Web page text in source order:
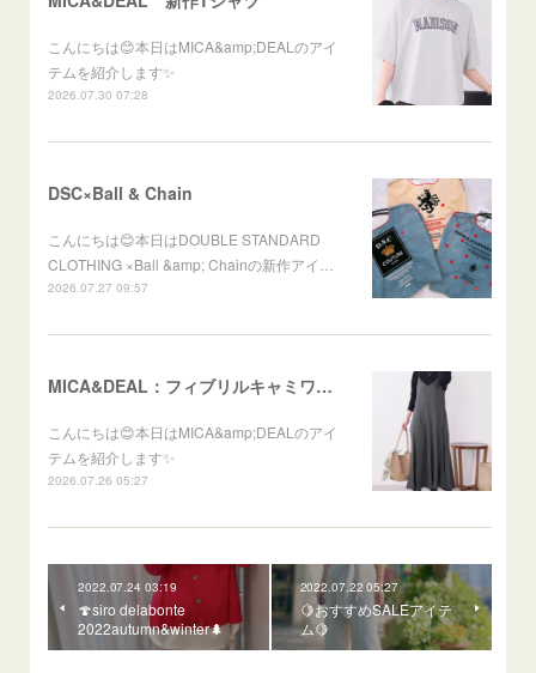
こんにちは😊本日はMICA&amp;DEALのアイ
テムを紹介します✨
2026.07.30 07:28
DSC×Ball & Chain
こんにちは😊本日はDOUBLE STANDARD
CLOTHING ×Ball &amp; Chainの新作アイ…
2026.07.27 09:57
MICA&DEAL：フィブリルキャミワンピース
こんにちは😊本日はMICA&amp;DEALのアイ
テムを紹介します✨
2026.07.26 05:27
2022.07.24 03:19
🍄siro delabonte
2022autumn&winter🌲
2022.07.22 05:27
🍋おすすめSALEアイテ
ム🍋